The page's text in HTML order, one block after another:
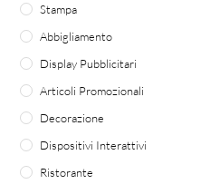
Stampa
Abbigliamento
Display Pubblicitari
Articoli Promozionali
Decorazione
Dispositivi Interattivi
Ristorante